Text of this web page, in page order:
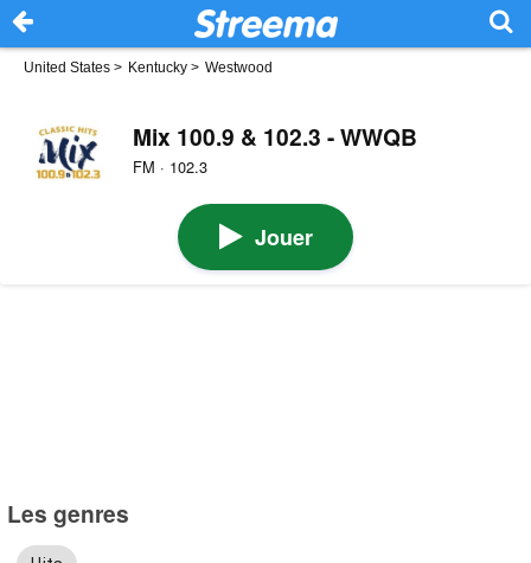
United States > Kentucky > Westwood
Mix 100.9 & 102.3 - WWQB
FM · 102.3
Jouer
Les genres